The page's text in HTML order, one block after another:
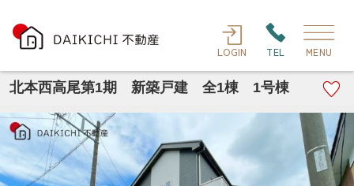
LOGIN TEL MENU
北本西高尾第1期 新築戸建 全1棟 1号棟